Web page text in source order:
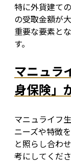
特に外貨建て
の受取金額が
重要な要素と
す。
マニュラ
身保険」
マニュライフ
ニーズや特徴
と照らし合わ
考にしてくださ